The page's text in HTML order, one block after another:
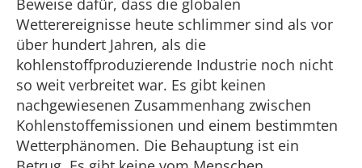
Wetterereignisse heute schlimmer sind als vor
über hundert Jahren, als die
kohlenstoffproduzierende Industrie noch nicht
so weit verbreitet war. Es gibt keinen
nachgewiesenen Zusammenhang zwischen
Kohlenstoffemissionen und einem bestimmten
Wetterphänomen. Die Behauptung ist ein